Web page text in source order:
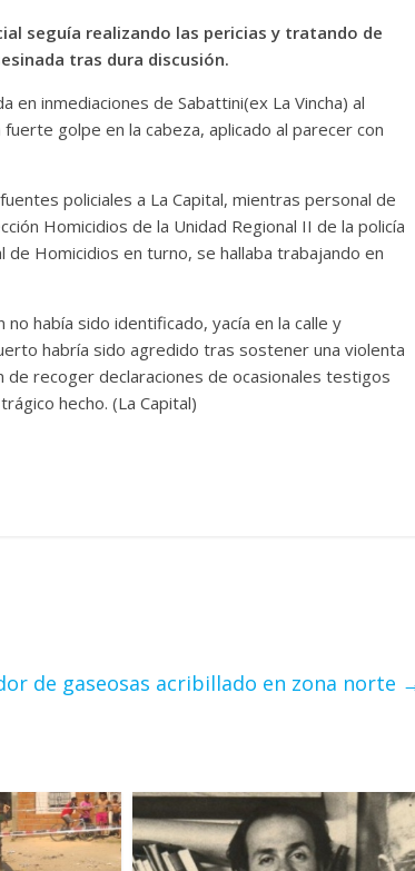
seguía realizando las pericias y tratando de
tras dura discusión.
inmediaciones de Sabattini(ex La Vincha) al
golpe en la cabeza, aplicado al parecer con
policiales a La Capital, mientras personal de
Homicidios de la Unidad Regional II de la policía
Homicidios en turno, se hallaba trabajando en
había sido identificado, yacía en la calle y
habría sido agredido tras sostener una violenta
recoger declaraciones de ocasionales testigos
hecho. (La Capital)
de gaseosas acribillado en zona norte